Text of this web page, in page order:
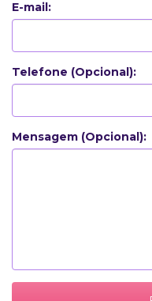
E-mail:
Telefone (Opcional):
Mensagem (Opcional):